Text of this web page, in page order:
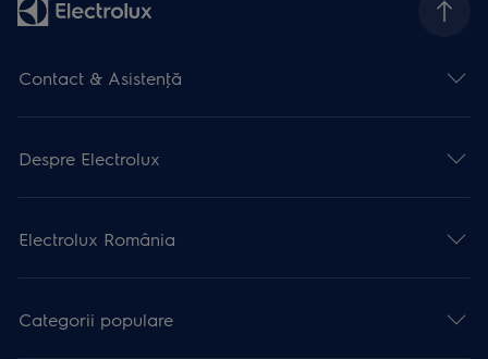
Contact & Asistenţă
Despre Electrolux
Electrolux România
Categorii populare